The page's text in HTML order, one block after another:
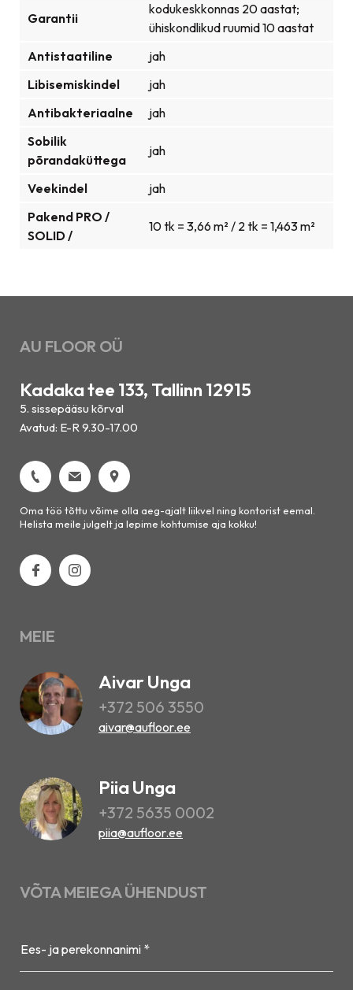
Garantii
kodukeskkonnas 20 aastat;
ühiskondlikud ruumid 10 aastat
Antistaatiline
jah
Libisemiskindel
jah
Antibakteriaalne
jah
Sobilik
põrandaküttega
jah
Veekindel
jah
Pakend PRO /
SOLID /
10 tk = 3,66 m² / 2 tk = 1,463 m²
AU FLOOR OÜ
Kadaka tee 133, Tallinn 12915
5. sissepääsu kõrval
Avatud: E-R 9.30-17.00
Oma töö tõttu võime olla aeg-ajalt liikvel ning kontorist eemal.
Helista meile julgelt ja lepime kohtumise aja kokku!
MEIE
Aivar Unga
+372 506 3550
aivar@aufloor.ee
Piia Unga
+372 5635 0002
piia@aufloor.ee
VÕTA MEIEGA ÜHENDUST
Ees- ja perekonnanimi *